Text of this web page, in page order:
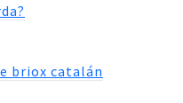
briox catalán